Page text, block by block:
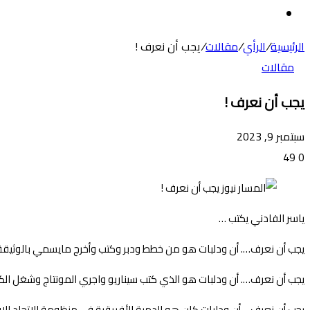
المظلم
الرئيسية/الرأي/مقالات/يجب أن نعرف !
مقالات
يجب أن نعرف !
سبتمبر 9, 2023
0
ياسر الفادني يكتب …
يجب أن نعرف…. أن ودلبات هو من خطط ودبر وكتب وأخرج مايسمي بالوثيقة
يجب أن نعرف…. أن ودلبات هو الذي كتب سيناريو واجري المونتاج وشغل